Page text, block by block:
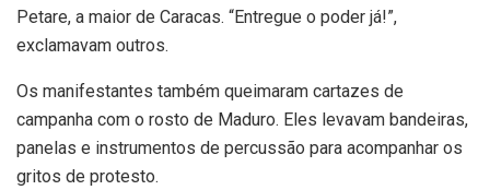
Petare, a maior de Caracas. “Entregue o poder já!”,
exclamavam outros.
Os manifestantes também queimaram cartazes de
campanha com o rosto de Maduro. Eles levavam bandeiras,
panelas e instrumentos de percussão para acompanhar os
gritos de protesto.